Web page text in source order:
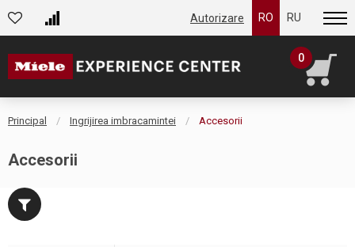
Autorizare RO RU
0
Principal Ingrijirea imbracamintei Accesorii
Accesorii